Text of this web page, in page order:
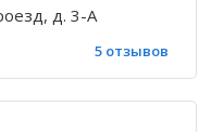
д. 3-А
5 отзывов